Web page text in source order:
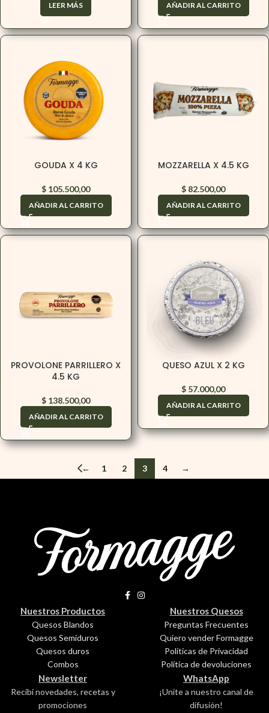
LEER MÁS AÑADIR AL CARRITO
GOUDA X 4 KG
$ 105.500,00
AÑADIR AL CARRITO
MOZZARELLA X 4.5 KG
$ 82.500,00
AÑADIR AL CARRITO
PROVOLONE PARRILLERO X
4.5 KG
$ 138.500,00
AÑADIR AL CARRITO
QUESO AZUL X 2 KG
$ 57.000,00
AÑADIR AL CARRITO
← 1 2 3 4 →
Nuestros Productos
Quesos Blandos
Quesos Semiduros
Quesos duros
Combos
Nuestros Quesos
Preguntas Frecuentes
Quiero vender Formagge
Políticas de Privacidad
Política de devoluciones
Newsletter
Recibí novedades, recetas y
promociones
WhatsApp
¡Unite a nuestro canal de
difusión!